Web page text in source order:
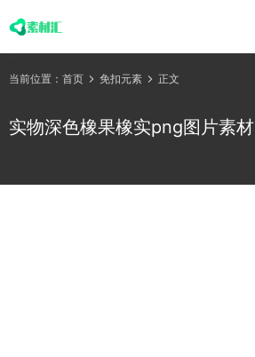
当前位置： 首页 免扣元素 正文
实物深色橡果橡实png图片素材